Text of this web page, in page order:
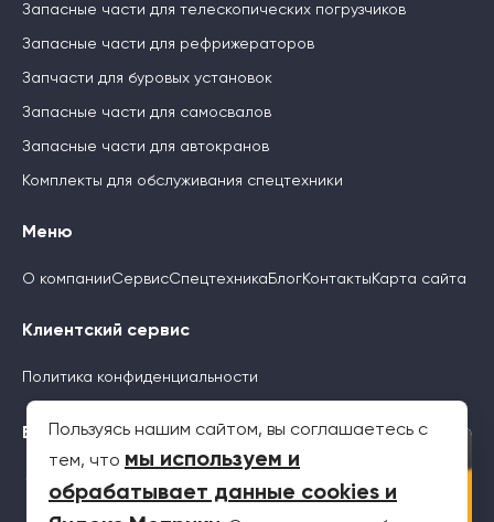
Запасные части для телескопических погрузчиков
Запасные части для рефрижераторов
Запчасти для буровых установок
Запасные части для самосвалов
Запасные части для автокранов
Комплекты для обслуживания спецтехники
Меню
О компанииСервисСпецтехника БлогКонтакты Карта сайта
Клиентский сервис
Политика конфиденциальности
Будьте с нами
Пользуясь нашим сайтом, вы соглашаетесь с
тем, что мы используем и
обрабатывает данные cookies и